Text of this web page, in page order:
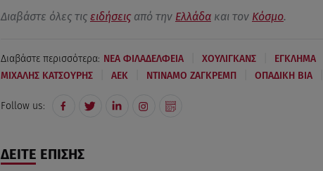
Διαβάστε όλες τις ειδήσειςαπό την Ελλάδακαι τον Κόσμο.
Διαβάστε περισσότερα: ΝΕΑ ΦΙΛΑΔΕΛΦΕΙΑ ΧΟΥΛΙΓΚΑΝΣ ΕΓΚΛΗΜΑ
ΜΙΧΑΛΗΣ ΚΑΤΣΟΥΡΗΣ AEK ΝΤΙΝΑΜΟ ΖΑΓΚΡΕΜΠ ΟΠΑΔΙΚΗ ΒΙΑ
Follow us:
ΔΕΙΤΕ ΕΠΙΣΗΣ